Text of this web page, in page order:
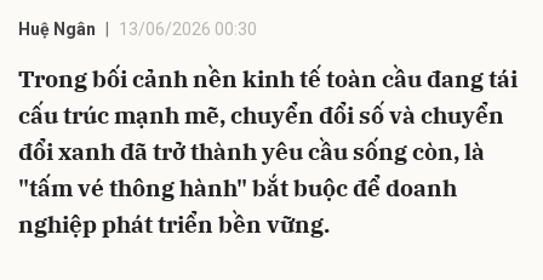
Huệ Ngân 13/06/2026 00:30
Trong bối cảnh nền kinh tế toàn cầu đang tái
cấu trúc mạnh mẽ, chuyển đổi số và chuyển
đổi xanh đã trở thành yêu cầu sống còn, là
"tấm vé thông hành" bắt buộc để doanh
nghiệp phát triển bền vững.
Hủy